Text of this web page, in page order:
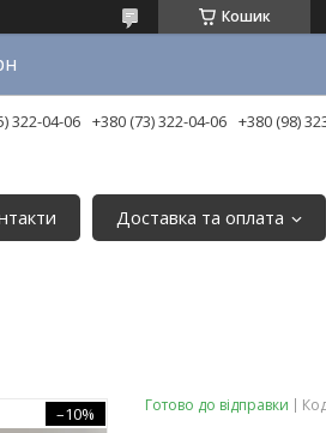
Кошик
322-04-06 +380 (73) 322-04-06 +380 (98)
Доставка та оплата
–10% Готово до відправки